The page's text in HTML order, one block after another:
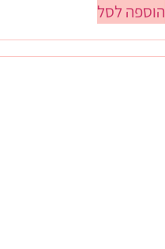
הוספה לסל